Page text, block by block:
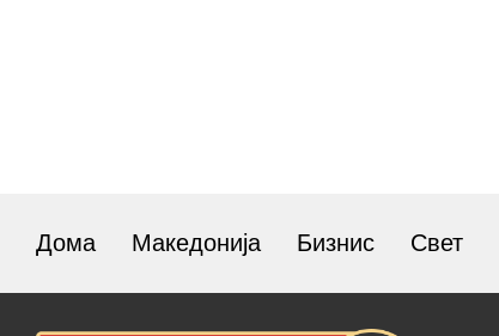
Дома Македонија Бизнис Свет